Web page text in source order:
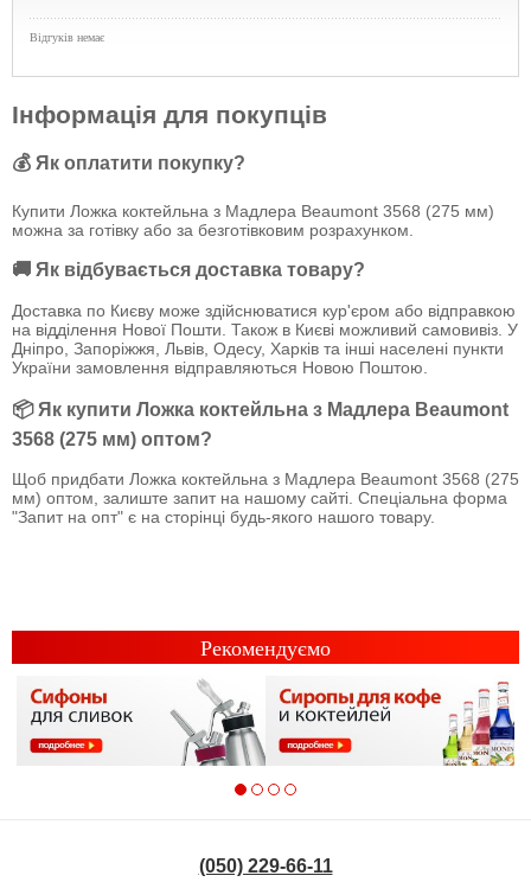
Відгуків немає
Інформація для покупців
💰 Як оплатити покупку?
Купити Ложка коктейльна з Мадлера Beaumont 3568 (275 мм)
можна за готівку або за безготівковим розрахунком.
🚚 Як відбувається доставка товару?
Доставка по Києву може здійснюватися кур'єром або відправкою
на відділення Нової Пошти. Також в Києві можливий самовивіз. У
Дніпро, Запоріжжя, Львів, Одесу, Харків та інші населені пункти
України замовлення відправляються Новою Поштою.
📦 Як купити Ложка коктейльна з Мадлера Beaumont
3568 (275 мм) оптом?
Щоб придбати Ложка коктейльна з Мадлера Beaumont 3568 (275
мм) оптом, залиште запит на нашому сайті. Спеціальна форма
"Запит на опт" є на сторінці будь-якого нашого товару.
Рекомендуємо
(050) 229-66-11